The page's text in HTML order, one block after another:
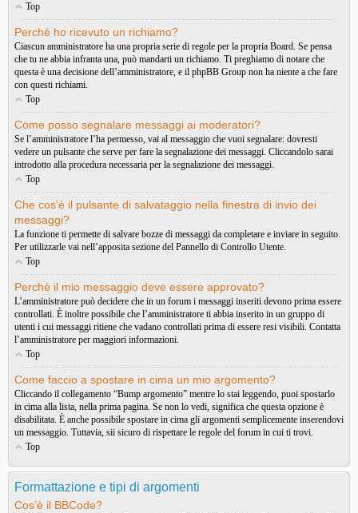
Top
Perché ho ricevuto un richiamo?
Ciascun amministratore ha una propria serie di regole per la propria Board. Se pensa
che tu ne abbia infranta una, può mandarti un richiamo. Ti preghiamo di notare che
questa è una decisione dell’amministratore, e il phpBB Group non ha niente a che fare
con questi richiami.
Top
Come posso segnalare messaggi ai moderatori?
Se l’amministratore l’ha permesso, vai al messaggio che vuoi segnalare: dovresti
vedere un pulsante che serve per fare la segnalazione dei messaggi. Cliccandolo sarai
introdotto alla procedura necessaria per la segnalazione dei messaggi.
Top
Che cos’è il pulsante di salvataggio nella finestra di invio dei
messaggi?
La funzione ti permette di salvare bozze di messaggi da completare e inviare in seguito.
Per utilizzarle vai nell’apposita sezione del Pannello di Controllo Utente.
Top
Perché il mio messaggio deve essere approvato?
L’amministratore può decidere che in un forum i messaggi inseriti devono prima essere
controllati. È inoltre possibile che l’amministratore ti abbia inserito in un gruppo di
utenti i cui messaggi ritiene che vadano controllati prima di essere resi visibili. Contatta
l’amministratore per maggiori informazioni.
Top
Come faccio a spostare in cima un mio argomento?
Cliccando il collegamento “Bump argomento” mentre lo stai leggendo, puoi spostarlo
in cima alla lista, nella prima pagina. Se non lo vedi, significa che questa opzione è
disabilitata. È anche possibile spostare in cima gli argomenti semplicemente inserendovi
un messaggio. Tuttavia, sii sicuro di rispettare le regole del forum in cui ti trovi.
Top
Formattazione e tipi di argomenti
Cos’è il BBCode?